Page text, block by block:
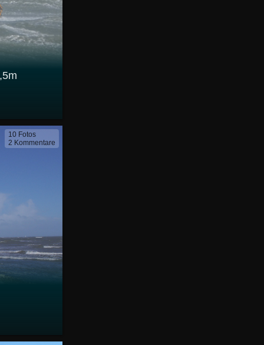
10 Fotos
2 Kommentare